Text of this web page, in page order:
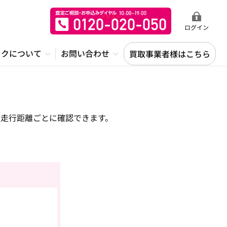
ログイン
について お問い合わせ 買取事業者様はこちら
距離ごとに確認できます。